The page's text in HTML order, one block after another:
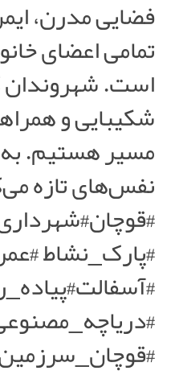
فضایی مدرن،
تمامی اعضای
است. شهروندان
شکیبایی و
مسیر هستیم. به
نفس‌های تازه
#پارک_نشاط